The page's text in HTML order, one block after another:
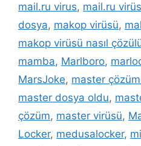
mail.ru virus, mail.ru
dosya, makop virüsü,
makop virüsü nasıl
mamba, Marlboro,
MarsJoke, master
master dosya oldu,
çözüm, master virüsü,
Locker, medusalocker,